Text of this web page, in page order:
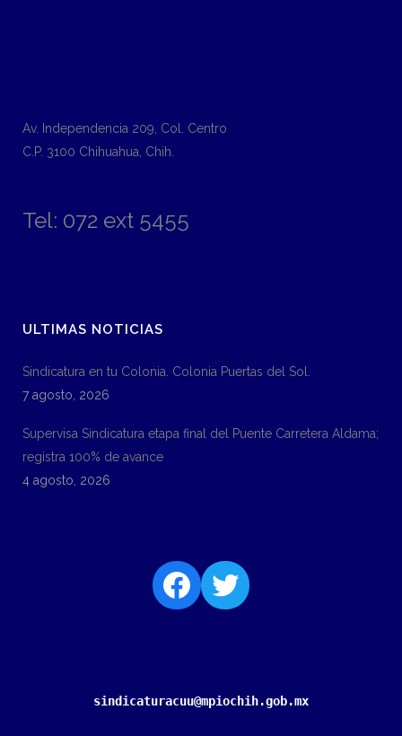
Av. Independencia 209, Col. Centro
C.P. 3100 Chihuahua, Chih.
Tel: 072 ext 5455
ULTIMAS NOTICIAS
Sindicatura en tu Colonia. Colonia Puertas del Sol.
7 agosto, 2026
Supervisa Sindicatura etapa final del Puente Carretera Aldama;
registra 100% de avance
4 agosto, 2026
sindicaturacuu@mpiochih.gob.mx